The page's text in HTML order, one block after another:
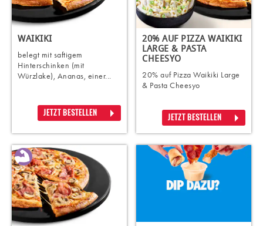
WAIKIKI
belegt mit saftigem
Hinterschinken (mit
Würzlake), Ananas, einer...
JETZT BESTELLEN
20% AUF PIZZA WAIKIKI
LARGE & PASTA
CHEESYO
20% auf Pizza Waikiki Large
& Pasta Cheesyo
JETZT BESTELLEN